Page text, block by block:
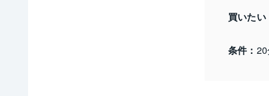
買いたい
条件：